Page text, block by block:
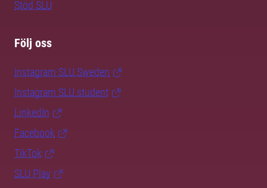
Stöd SLU
Följ oss
Instagram SLU.Sweden
Instagram SLU.student
LinkedIn
Facebook
TikTok
SLU Play